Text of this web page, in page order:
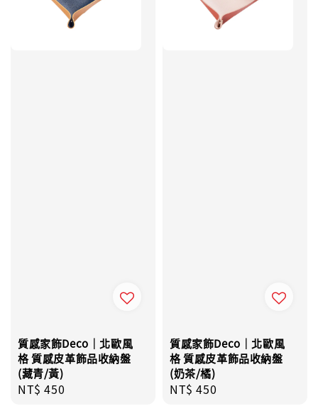
質感家飾Deco｜北歐風
格 質感皮革飾品收納盤
(藏青/黃)
Regular
NT$ 450
質感家飾Deco｜北歐風
格 質感皮革飾品收納盤
(奶茶/橘)
Regular
NT$ 450